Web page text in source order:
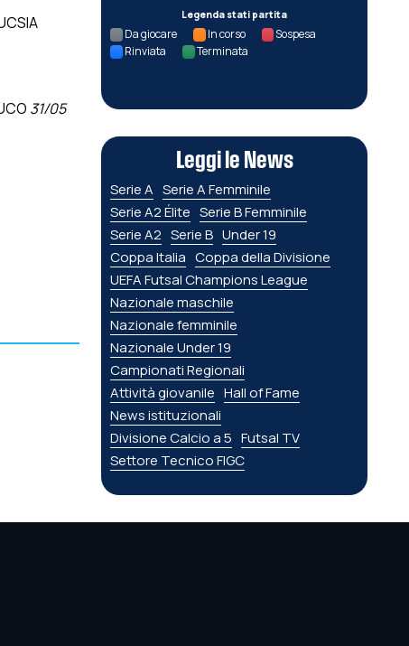
31/05
Legenda stati partita
Da giocare In corso
Sospesa
Rinviata
Terminata
Leggi le News
Serie A Serie A Femminile
Serie A2 Élite Serie B Femminile
Serie A2 Serie B Under 19
Coppa Italia Coppa della Divisione
UEFA Futsal Champions League
Nazionale maschile
Nazionale femminile
Nazionale Under 19
Campionati Regionali
Attività giovanile Hall of Fame
News istituzionali
Divisione Calcio a 5 Futsal TV
Settore Tecnico FIGC